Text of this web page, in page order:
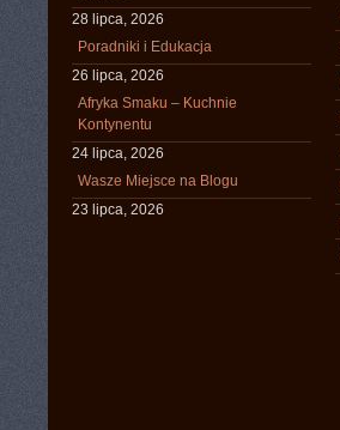
28 lipca, 2026
Poradniki i Edukacja
26 lipca, 2026
Afryka Smaku – Kuchnie
Kontynentu
24 lipca, 2026
Wasze Miejsce na Blogu
23 lipca, 2026